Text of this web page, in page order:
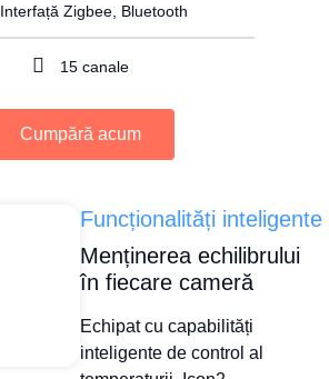
Interfață Zigbee, Bluetooth
15 canale
Cumpără acum
Funcționalități inteligente
Menținerea echilibrului
în fiecare cameră
Echipat cu capabilități
inteligente de control al